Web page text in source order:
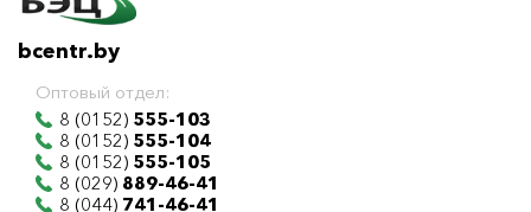
bcentr.by
Оптовый отдел:
8 (0152) 555-103
8 (0152) 555-104
8 (0152) 555-105
8 (029) 889-46-41
8 (044) 741-46-41